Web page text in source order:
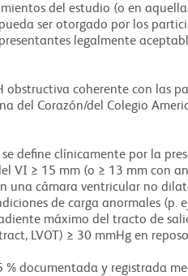
del estudio (o en
ser otorgado por los
legalmente
obstructiva coherente con las
del Corazón/del Colegio
se define clínicamente por la
VI ≥ 15 mm (o ≥ 13 mm con
una cámara ventricular no
de carga anormales (p.
máximo del tracto de
LVOT) ≥ 30 mmHg en
% documentada y registrada